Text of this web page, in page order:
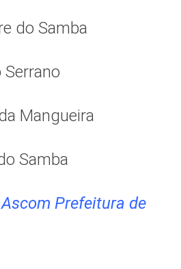
do Samba
Mangueira
Samba
Prefeitura de